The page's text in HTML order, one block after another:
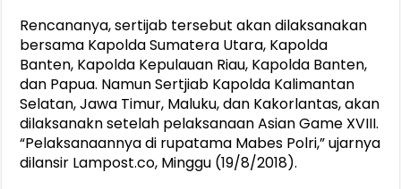
Rencananya, sertijab tersebut akan dilaksanakan
bersama Kapolda Sumatera Utara, Kapolda
Banten, Kapolda Kepulauan Riau, Kapolda Banten,
dan Papua. Namun Sertjiab Kapolda Kalimantan
Selatan, Jawa Timur, Maluku, dan Kakorlantas, akan
dilaksanakn setelah pelaksanaan Asian Game XVIII.
“Pelaksanaannya di rupatama Mabes Polri,” ujarnya
dilansir Lampost.co, Minggu (19/8/2018).